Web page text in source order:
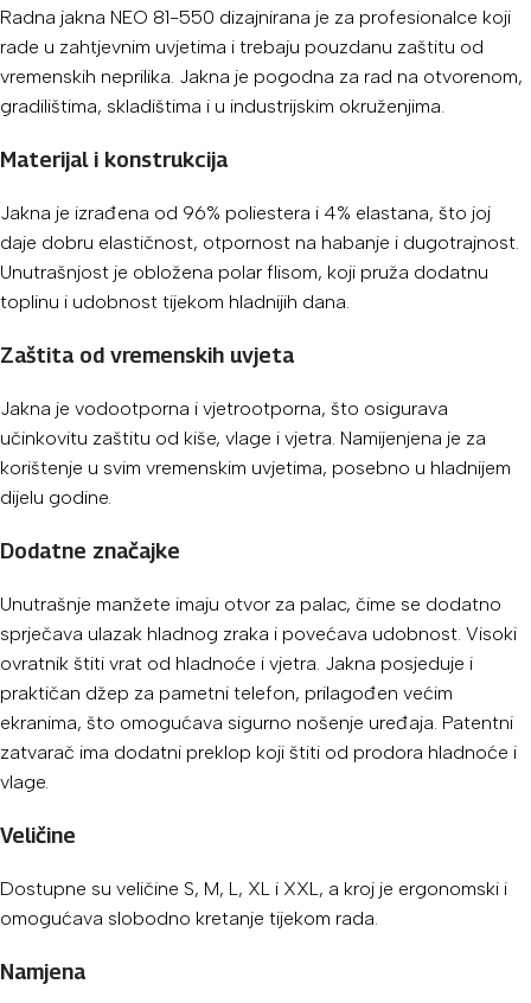
Radna jakna NEO 81-550 dizajnirana je za profesionalce koji
rade u zahtjevnim uvjetima i trebaju pouzdanu zaštitu od
vremenskih neprilika. Jakna je pogodna za rad na otvorenom,
gradilištima, skladištima i u industrijskim okruženjima.
Materijal i konstrukcija
Jakna je izrađena od 96% poliestera i 4% elastana, što joj
daje dobru elastičnost, otpornost na habanje i dugotrajnost.
Unutrašnjost je obložena polar flisom, koji pruža dodatnu
toplinu i udobnost tijekom hladnijih dana.
Zaštita od vremenskih uvjeta
Jakna je vodootporna i vjetrootporna, što osigurava
učinkovitu zaštitu od kiše, vlage i vjetra. Namijenjena je za
korištenje u svim vremenskim uvjetima, posebno u hladnijem
dijelu godine.
Dodatne značajke
Unutrašnje manžete imaju otvor za palac, čime se dodatno
sprječava ulazak hladnog zraka i povećava udobnost. Visoki
ovratnik štiti vrat od hladnoće i vjetra. Jakna posjeduje i
praktičan džep za pametni telefon, prilagođen većim
ekranima, što omogućava sigurno nošenje uređaja. Patentni
zatvarač ima dodatni preklop koji štiti od prodora hladnoće i
vlage.
Veličine
Dostupne su veličine S, M, L, XL i XXL, a kroj je ergonomski i
omogućava slobodno kretanje tijekom rada.
Namjena